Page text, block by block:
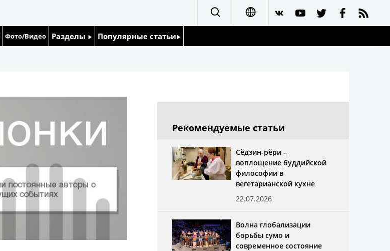
Español
Фото/Видео Разделы
Экономика
Культура
Жизнь
Технологии
Популярные статьи
Рекомендуемые статьи
Сёдзин-рёри –
воплощение буддийской
философии в
вегетарианской кухне
22.07.2026
Волна глобализации
борьбы сумо и
современное состояние